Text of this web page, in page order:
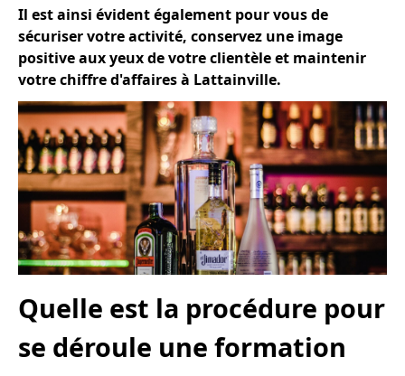
Il est ainsi évident également pour vous de
sécuriser votre activité, conservez une image
positive aux yeux de votre clientèle et maintenir
votre chiffre d'affaires à Lattainville.
Quelle est la procédure pour
se déroule une formation